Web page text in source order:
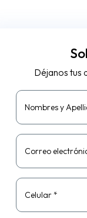
Déjanos tus
Nombres y
Correo
Celular *